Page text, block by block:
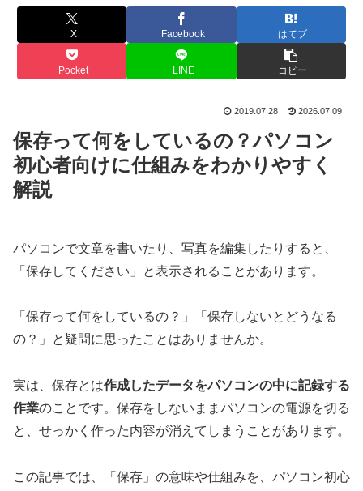
X Facebook はてブ
Pocket LINE コピー
2019.07.28 2026.07.09
保存って何をしているの？パソコン
初心者向けに仕組みをわかりやすく
解説
パソコンで文章を書いたり、写真を編集したりすると、
「保存してください」と表示されることがあります。
「保存って何をしているの？」「保存しないとどうなる
の？」と疑問に思ったことはありませんか。
実は、保存とは作成したデータをパソコンの中に記録する
作業のことです。保存をしないままパソコンの電源を切る
と、せっかく作った内容が消えてしまうことがあります。
この記事では、「保存」の意味や仕組みを、パソコン初心